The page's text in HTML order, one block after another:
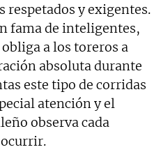
respetados y exigentes.
fama de inteligentes,
a los toreros a
absoluta durante
este tipo de corridas
atención y el
observa cada
ocurrir.